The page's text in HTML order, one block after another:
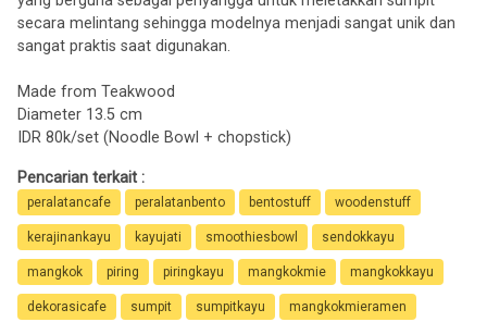
secara melintang sehingga modelnya menjadi sangat unik dan
sangat praktis saat digunakan.
Made from Teakwood
Diameter 13.5 cm
IDR 80k/set (Noodle Bowl + chopstick)
Pencarian terkait :
peralatancafe peralatanbento bentostuff woodenstuff
kerajinankayu kayujati smoothiesbowl sendokkayu
mangkok piring piringkayu mangkokmie mangkokkayu
dekorasicafe sumpit sumpitkayu mangkokmieramen